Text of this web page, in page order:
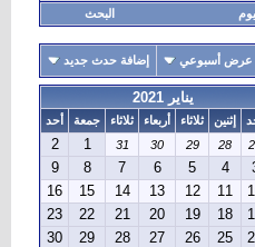
البحث
عرض أسبوعي إضافة حدث جديد
يناير 2021
إثنين ثلاثاء أربعاء ثلاثاء جمعة
أحد
28
29
30
31
1
2
4
5
6
7
8
9
11
12
13
14
15
16
18
19
20
21
22
23
25
26
27
28
29
30